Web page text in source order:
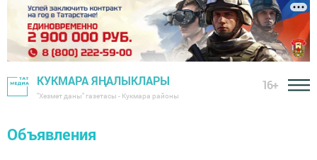
КУКМАРА ЯҢАЛЫКЛАРЫ
"Хезмәт даны" газетасы - Кукмара районы
16+
Объявления